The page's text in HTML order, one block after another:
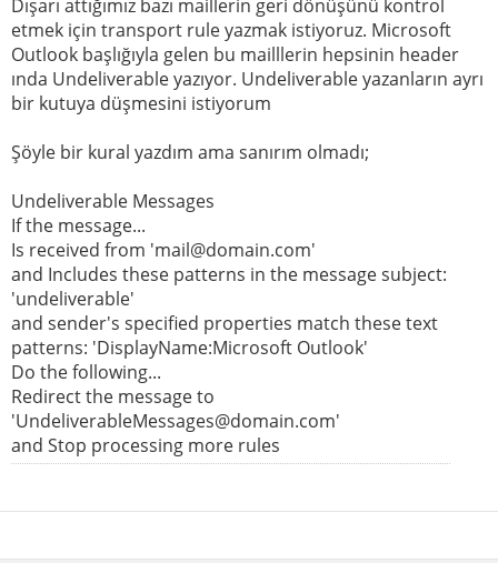
Dışarı attığımız bazı maillerin geri dönüşünü kontrol
etmek için transport rule yazmak istiyoruz. Microsoft
Outlook başlığıyla gelen bu mailllerin hepsinin header
ında Undeliverable yazıyor. Undeliverable yazanların ayrı
bir kutuya düşmesini istiyorum
Şöyle bir kural yazdım ama sanırım olmadı;
Undeliverable Messages
If the message...
Is received from 'mail@domain.com'
and Includes these patterns in the message subject:
'undeliverable'
and sender's specified properties match these text
patterns: 'DisplayName:Microsoft Outlook'
Do the following...
Redirect the message to
'UndeliverableMessages@domain.com'
and Stop processing more rules